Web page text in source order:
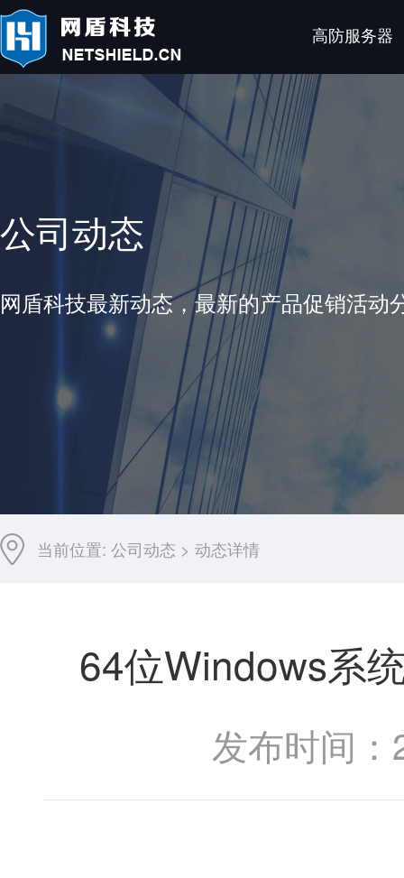
高防服务器
公司动态
网盾科技最新动态，最新的产品促销活
当前位置: 公司动态 > 动态详情
64位Windows系
发布时间